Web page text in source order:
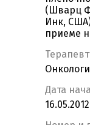
(Шварц
Инк,
приеме
Дата